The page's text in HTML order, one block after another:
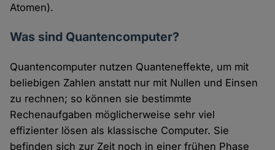
Atomen).
Was sind Quantencomputer?
Quantencomputer nutzen Quanteneffekte, um mit
beliebigen Zahlen anstatt nur mit Nullen und Einsen
zu rechnen; so können sie bestimmte
Rechenaufgaben möglicherweise sehr viel
effizienter lösen als klassische Computer. Sie
befinden sich zur Zeit noch in einer frühen Phase